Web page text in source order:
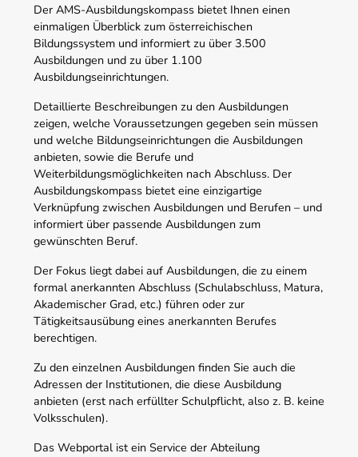
Der AMS-Ausbildungskompass bietet Ihnen einen
einmaligen Überblick zum österreichischen
Bildungssystem und informiert zu über 3.500
Ausbildungen und zu über 1.100
Ausbildungseinrichtungen.
Detaillierte Beschreibungen zu den Ausbildungen
zeigen, welche Voraussetzungen gegeben sein müssen
und welche Bildungseinrichtungen die Ausbildungen
anbieten, sowie die Berufe und
Weiterbildungsmöglichkeiten nach Abschluss. Der
Ausbildungskompass bietet eine einzigartige
Verknüpfung zwischen Ausbildungen und Berufen – und
informiert über passende Ausbildungen zum
gewünschten Beruf.
Der Fokus liegt dabei auf Ausbildungen, die zu einem
formal anerkannten Abschluss (Schulabschluss, Matura,
Akademischer Grad, etc.) führen oder zur
Tätigkeitsausübung eines anerkannten Berufes
berechtigen.
Zu den einzelnen Ausbildungen finden Sie auch die
Adressen der Institutionen, die diese Ausbildung
anbieten (erst nach erfüllter Schulpflicht, also z. B. keine
Volksschulen).
Das Webportal ist ein Service der Abteilung